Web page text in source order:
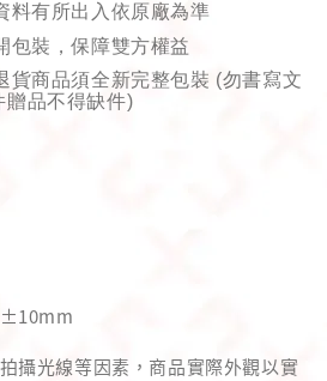
料有所出入依原廠為準
包裝，保障雙方權益
貨商品須全新完整包裝 (勿書寫文
贈品不得缺件)
±10mm
攝光線等因素，商品實際外觀以實